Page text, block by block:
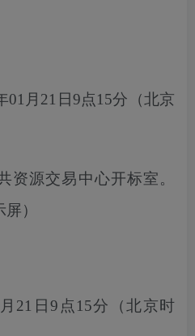
01月21日9点15分 （北京
资源交易中心开标室。
）
21日9点15分
（北京时